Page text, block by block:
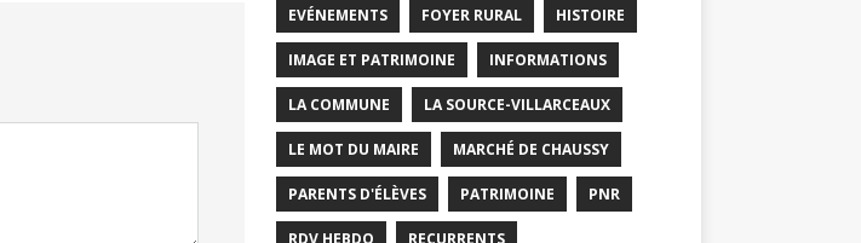
EVÉNEMENTS FOYER RURAL HISTOIRE
IMAGE ET PATRIMOINE INFORMATIONS
LA COMMUNE LA SOURCE-VILLARCEAUX
LE MOT DU MAIRE MARCHÉ DE CHAUSSY
PARENTS D'ÉLÈVES PATRIMOINE PNR
RDV HEBDO RECURRENTS